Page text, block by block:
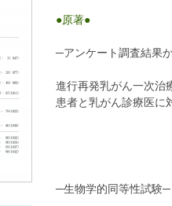
●原著●
─アンケート調査結果
進行再発乳がん一次治
患者と乳がん診療医
─生物学的同等性試験─